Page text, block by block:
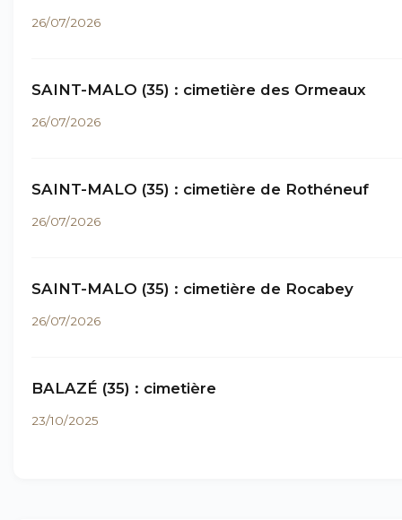
26/07/2026
SAINT-MALO (35) : cimetière des Ormeaux
26/07/2026
SAINT-MALO (35) : cimetière de Rothéneuf
26/07/2026
SAINT-MALO (35) : cimetière de Rocabey
26/07/2026
BALAZÉ (35) : cimetière
23/10/2025